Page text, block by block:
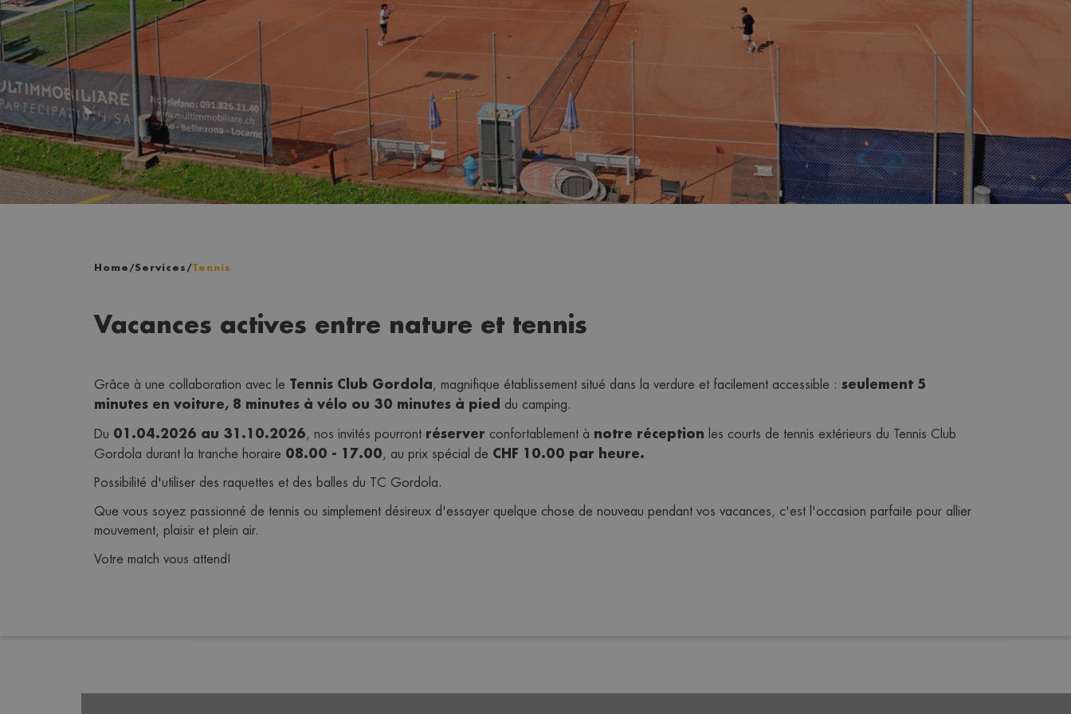
Home /Services /Tennis
Vacances actives entre nature et tennis
Grâce à une collaboration avec le Tennis Club Gordola, magnifique établissement situé dans la verdure et facilement accessible : seulement 5
minutes en voiture, 8 minutes à vélo ou 30 minutes à pied du camping.
Du 01.04.2026 au 31.10.2026, nos invités pourront réserver confortablement à notre réception les courts de tennis extérieurs du Tennis Club
Gordola durant la tranche horaire 08.00 - 17.00, au prix spécial de CHF 10.00 par heure.
Possibilité d'utiliser des raquettes et des balles du TC Gordola.
Que vous soyez passionné de tennis ou simplement désireux d'essayer quelque chose de nouveau pendant vos vacances, c'est l'occasion parfaite pour allier
mouvement, plaisir et plein air.
Votre match vous attend!